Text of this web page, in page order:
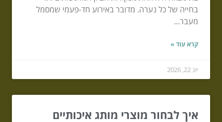
בחייה של כל נערה. מדובר באירוע חד-פעמי שמסמל
מעבר...
קרא עוד »
יונ 22, 2026
איך לבחור מוצרי מותג איכותיים